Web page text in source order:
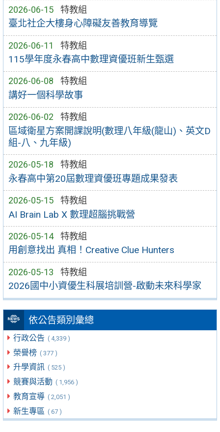
2026-06-15 特教組
臺北社企大樓身心障礙友善教育導覽
2026-06-11 特教組
115學年度永春高中數理資優班新生甄選
2026-06-08 特教組
講好一個科學故事
2026-06-02 特教組
區域衛星方案開課說明(數理八年級(龍山)、英文D
組-八、九年級)
2026-05-18 特教組
永春高中第20屆數理資優班專題成果發表
2026-05-15 特教組
AI Brain Lab X 數理超腦挑戰營
2026-05-14 特教組
用創意找出 真相！Creative Clue Hunters
2026-05-13 特教組
2026國中小資優生科展培訓營-啟動未來科學家
依公告類別彙總
行政公告 ( 4,339 )
榮譽榜 ( 377 )
升學資訊 ( 525 )
競賽與活動 ( 1,956 )
教育宣導 ( 2,051 )
新生專區 ( 67 )